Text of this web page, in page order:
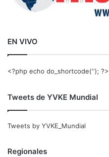
EN VIVO
<?php echo do_shortcode(‘‘); ?>
Tweets de YVKE Mundial
Tweets by YVKE_Mundial
Regionales